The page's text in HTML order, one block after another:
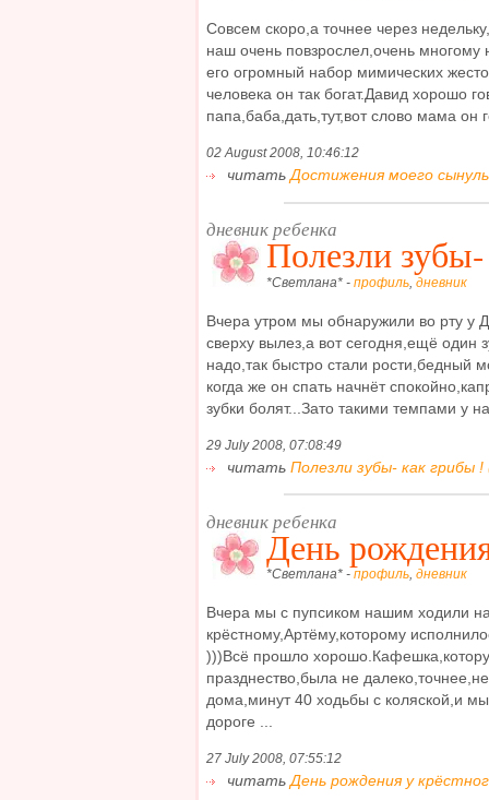
Совсем скоро,а точнее через
наш очень повзрослел,очень многому
его огромный набор мимических
человека он так богат.Давид хорошо
папа,баба,дать,тут,вот слово мама он
02 August 2008, 10:46:12
читатьДостижения моего
дневник ребенка
Полезли
*Светлана* - профиль, дневник
Вчера утром мы обнаружили во рту у
сверху вылез,а вот сегодня,ещё один
надо,так быстро стали рости,бедный
когда же он спать начнёт
зубки болят...Зато такими темпами у
29 July 2008, 07:08:49
читать Полезли зубы- как грибы !
дневник ребенка
День
*Светлана* - профиль, дневник
Вчера мы с пупсиком нашим ходили
крёстному,Артёму,которому
)))Всё прошло
празднество,была не
дома,минут 40 ходьбы с коляской,и
дороге ...
27 July 2008, 07:55:12
читатьДень рождения у